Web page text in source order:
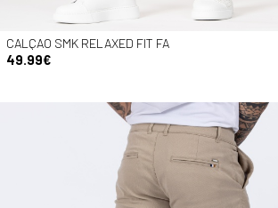
CALÇAO SMK RELAXED FIT FA
49.99€